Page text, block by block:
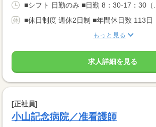
■シフト 日勤のみ ■日勤 8：30-17：30（...
■休日制度 週休2日制 ■年間休日数 113日
もっと見る
求人詳細を見る
[正社員]
小山記念病院／准看護師